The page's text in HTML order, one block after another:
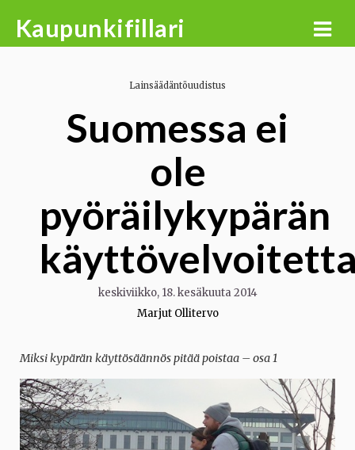
Kaupunkifillari
Lainsäädäntöuudistus
Suomessa ei
ole
pyöräilykypärän
keskiviikko, 18. kesäkuuta 2014
Marjut Ollitervo
Miksi kypärän käyttösäännös pitää poistaa – osa 1